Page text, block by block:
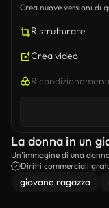
Crea nuove versioni di
Ristrutturare
Crea video
La donna in un
Un’immagine di una
Diritti commerciali
giovane ragazza